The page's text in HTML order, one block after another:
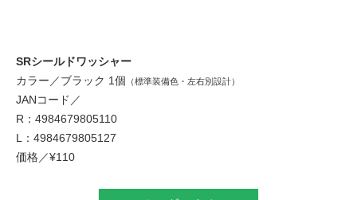
SRシールドワッシャー
カラー／ブラック 1個
（標準装備色・左右別設計）
JANコード／
R：4984679805110
L：4984679805127
価格／¥110